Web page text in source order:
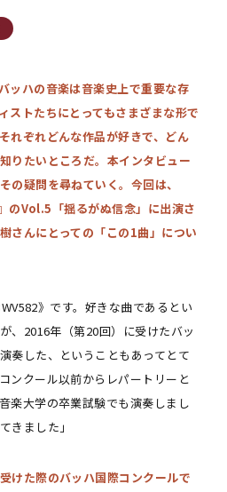
ッハの音楽は音楽史上で重要な存
ストたちにとってもさまざまな形で
れぞれどんな作品が好きで、どん
りたいところだ。本インタビュー
の疑問を尋ねていく。今回は、
のVol.5「揺るがぬ信念」に出演さ
さんにとっての「この1曲」につい
》です。好きな曲であるとい
、2016年（第20回）に受けたバッ
奏した、ということもあってとて
ンクール以前からレパートリーと
楽大学の卒業試験でも演奏しまし
きました」
けた際のバッハ国際コンクールで